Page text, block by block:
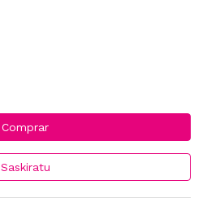
Comprar
Saskiratu